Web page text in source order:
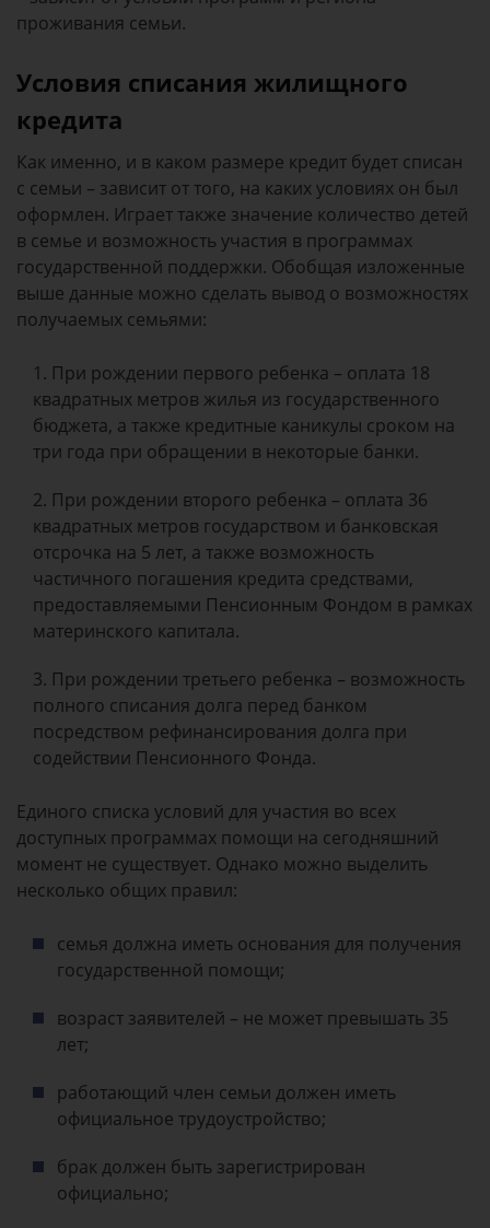
проживания семьи.
Условия списания жилищного
кредита
Как именно, и в каком размере кредит будет списан
с семьи – зависит от того, на каких условиях он был
оформлен. Играет также значение количество детей
в семье и возможность участия в программах
государственной поддержки. Обобщая изложенные
выше данные можно сделать вывод о возможностях
получаемых семьями:
При рождении первого ребенка – оплата 18
квадратных метров жилья из государственного
бюджета, а также кредитные каникулы сроком на
три года при обращении в некоторые банки.
При рождении второго ребенка – оплата 36
квадратных метров государством и банковская
отсрочка на 5 лет, а также возможность
частичного погашения кредита средствами,
предоставляемыми Пенсионным Фондом в рамках
материнского капитала.
При рождении третьего ребенка – возможность
полного списания долга перед банком
посредством рефинансирования долга при
содействии Пенсионного Фонда.
Единого списка условий для участия во всех
доступных программах помощи на сегодняшний
момент не существует. Однако можно выделить
несколько общих правил:
семья должна иметь основания для получения
государственной помощи;
возраст заявителей – не может превышать 35
лет;
работающий член семьи должен иметь
официальное трудоустройство;
брак должен быть зарегистрирован
официально;